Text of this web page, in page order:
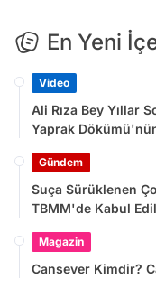
En Yeni
Video
Ali Rıza Bey Yıllar
Yaprak
Gündem
Suça Sürüklenen
TBMM'de Kabul
Magazin
Cansever Kimdir?